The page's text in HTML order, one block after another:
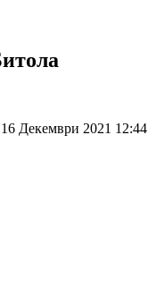
Декември 2021 12:44